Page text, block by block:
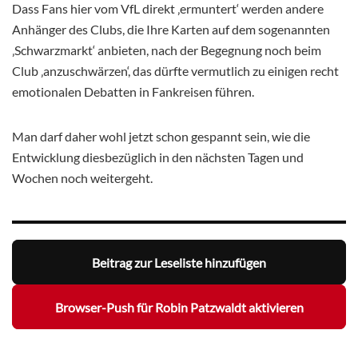
Dass Fans hier vom VfL direkt ‚ermuntert‘ werden andere
Anhänger des Clubs, die Ihre Karten auf dem sogenannten
‚Schwarzmarkt‘ anbieten, nach der Begegnung noch beim
Club ‚anzuschwärzen‘, das dürfte vermutlich zu einigen recht
emotionalen Debatten in Fankreisen führen.
Man darf daher wohl jetzt schon gespannt sein, wie die
Entwicklung diesbezüglich in den nächsten Tagen und
Wochen noch weitergeht.
Beitrag zur Leseliste hinzufügen
Browser-Push für Robin Patzwaldt aktivieren